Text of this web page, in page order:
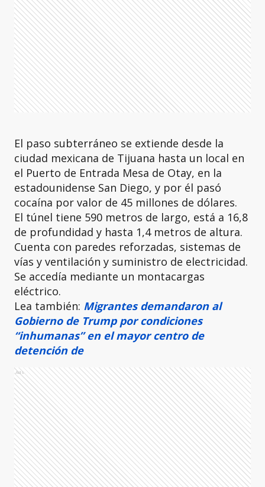
El paso subterráneo se extiende desde la
ciudad mexicana de Tijuana hasta un local en
el Puerto de Entrada Mesa de Otay, en la
estadounidense San Diego, y por él pasó
cocaína por valor de 45 millones de dólares.
El túnel tiene 590 metros de largo, está a 16,8
de profundidad y hasta 1,4 metros de altura.
Cuenta con paredes reforzadas, sistemas de
vías y ventilación y suministro de electricidad.
Se accedía mediante un montacargas
eléctrico.
Lea también: Migrantes demandaron al
Gobierno de Trump por condiciones
“inhumanas” en el mayor centro de
detención de
Ads